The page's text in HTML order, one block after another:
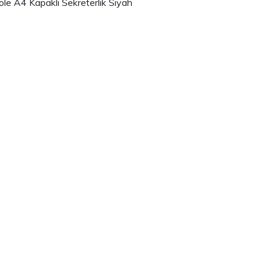
A4 Kapaklı Sekreterlik Siyah